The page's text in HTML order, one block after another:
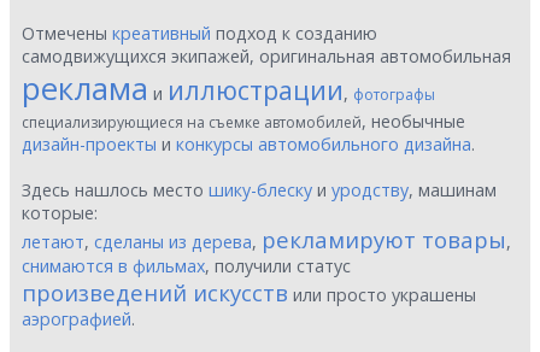
Отмечены креативный подход к созданию
самодвижущихся экипажей, оригинальная автомобильная
реклама и иллюстрации, фотографы
специализирующиеся на съемке автомобилей, необычные
дизайн-проекты и конкурсы автомобильного дизайна.
Здесь нашлось место шику-блеску и уродству, машинам
которые:
летают, сделаны из дерева, рекламируют товары,
снимаются в фильмах, получили статус
произведений искусств или просто украшены
аэрографией.